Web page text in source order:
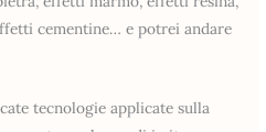
cementine… e potrei andare
tecnologie applicate sulla